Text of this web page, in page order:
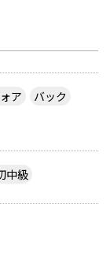
ア
バック
中級